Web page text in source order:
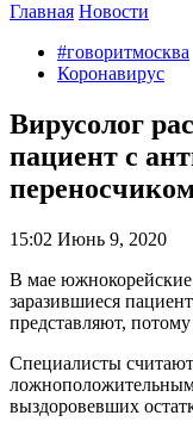
Главная Новости
#говоритмосква
Коронавирус
Вирусолог
пациент с
15:02 Июнь 9, 2020
В мае
заразившиеся
представляют,
Специалисты
выздоровевших